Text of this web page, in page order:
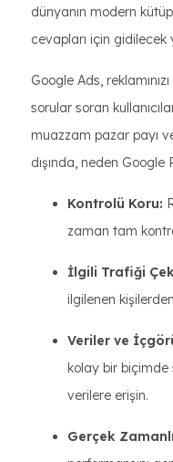
dünyanın modern
cevapları için gidilecek
Google Ads,
sorular soran
muazzam pazar payı
dışında, neden Google
Kontrolü Koru:
zaman tam
İlgili Trafiği
ilgilenen
Veriler ve
kolay bir biçimde
verilere erişin.
Gerçek